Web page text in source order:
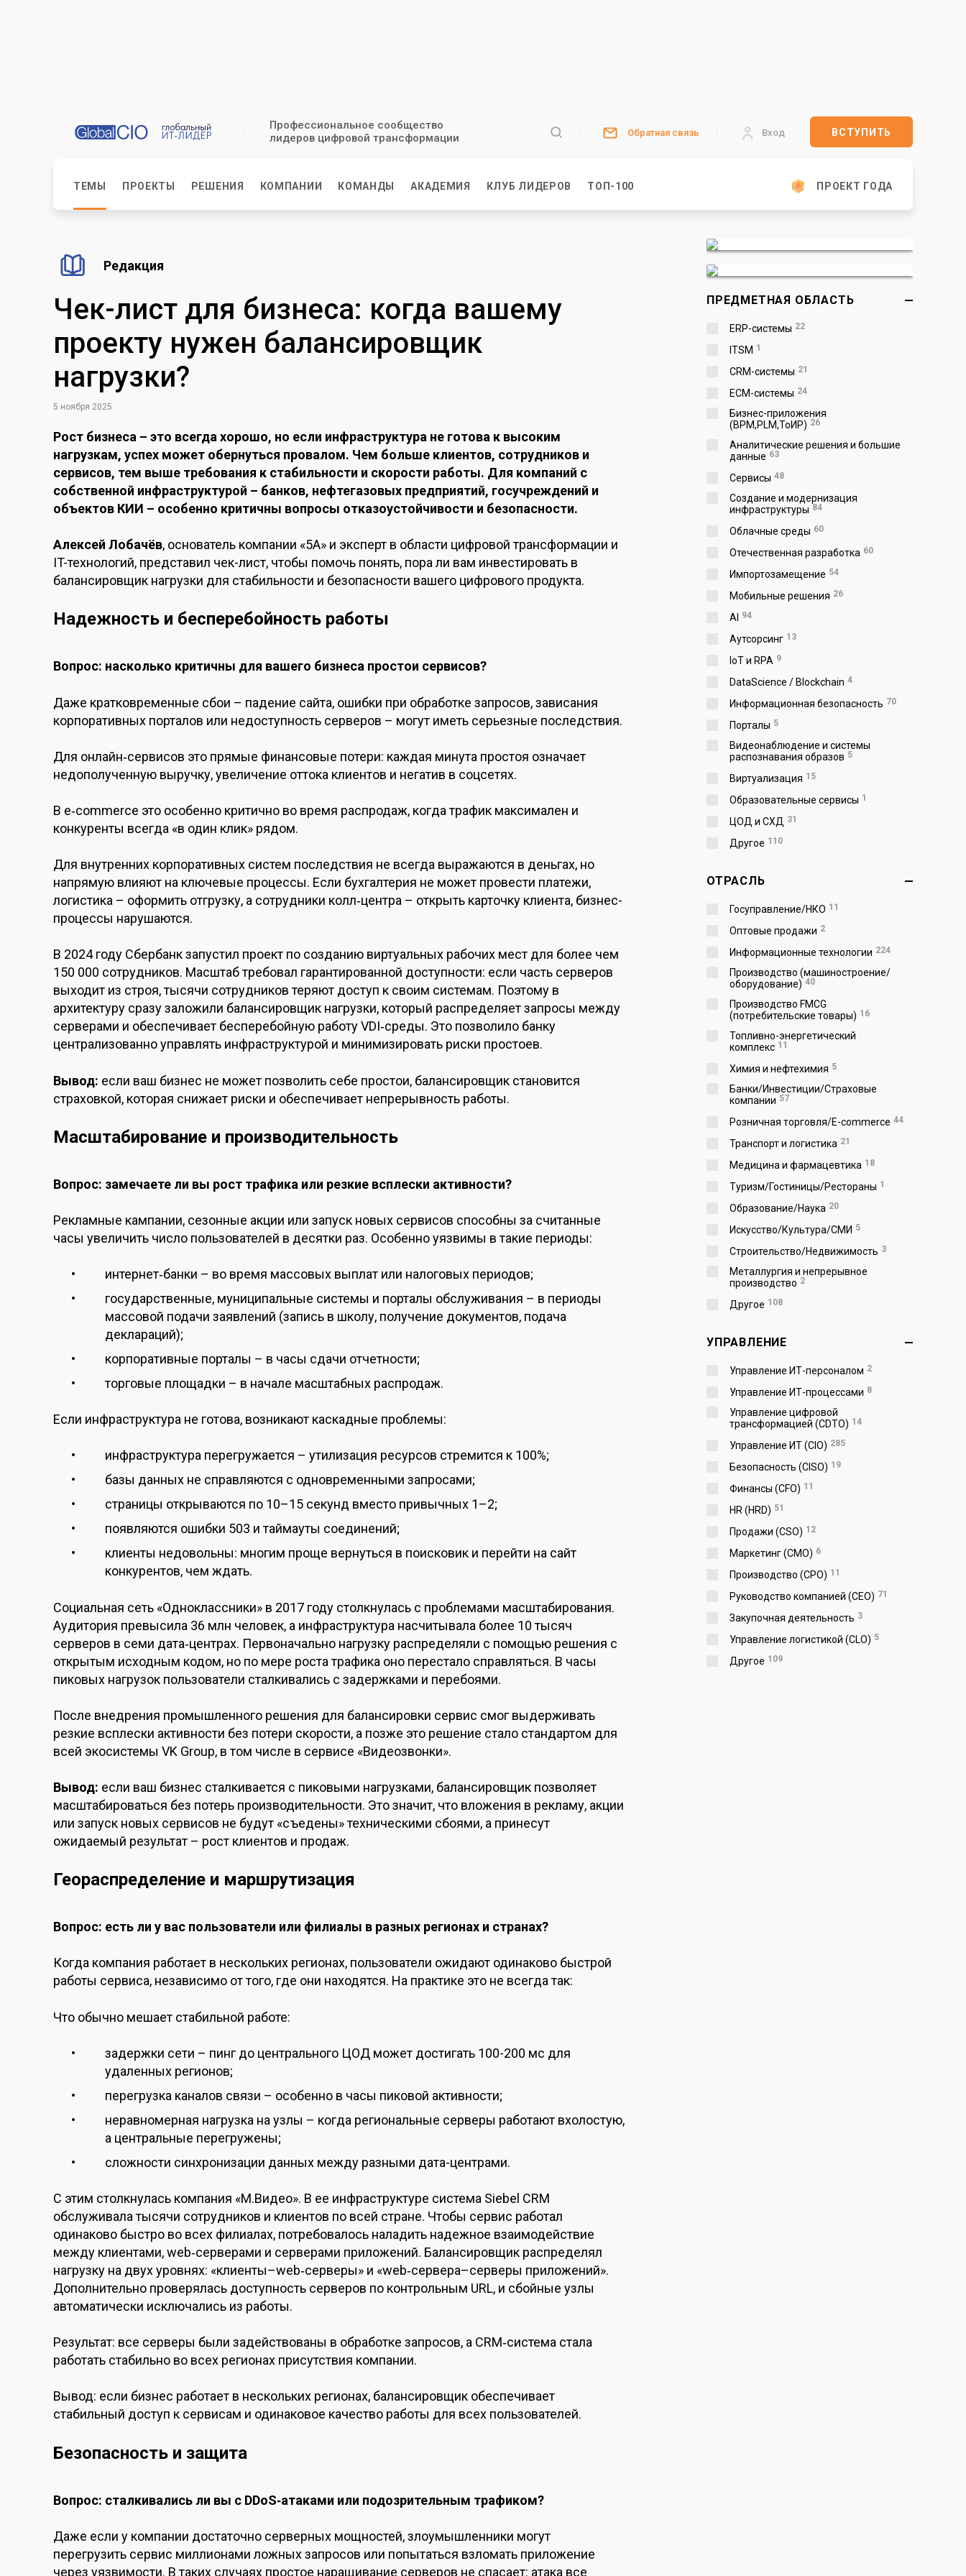
Профессиональное сообщество
лидеров цифровой трансформации
Обратная связь Вход ВСТУПИТЬ
ТЕМЫ ПРОЕКТЫ РЕШЕНИЯ КОМПАНИИ КОМАНДЫ АКАДЕМИЯ КЛУБ ЛИДЕРОВ ТОП-100 ПРОЕКТ ГОДА
Редакция
Чек-лист для бизнеса: когда вашему
проекту нужен балансировщик
нагрузки?
5 ноября 2025
Рост бизнеса – это всегда хорошо, но если инфраструктура не готова к высоким
нагрузкам, успех может обернуться провалом. Чем больше клиентов, сотрудников и
сервисов, тем выше требования к стабильности и скорости работы. Для компаний с
собственной инфраструктурой – банков, нефтегазовых предприятий, госучреждений и
объектов КИИ – особенно критичны вопросы отказоустойчивости и безопасности.
Алексей Лобачёв, основатель компании «5А» и эксперт в области цифровой трансформации и
IT-технологий, представил чек-лист, чтобы помочь понять, пора ли вам инвестировать в
балансировщик нагрузки для стабильности и безопасности вашего цифрового продукта.
Надежность и бесперебойность работы
Вопрос: насколько критичны для вашего бизнеса простои сервисов?
Даже кратковременные сбои – падение сайта, ошибки при обработке запросов, зависания
корпоративных порталов или недоступность серверов – могут иметь серьезные последствия.
Для онлайн‑сервисов это прямые финансовые потери: каждая минута простоя означает
недополученную выручку, увеличение оттока клиентов и негатив в соцсетях.
В e‑commerce это особенно критично во время распродаж, когда трафик максимален и
конкуренты всегда «в один клик» рядом.
Для внутренних корпоративных систем последствия не всегда выражаются в деньгах, но
напрямую влияют на ключевые процессы. Если бухгалтерия не может провести платежи,
логистика – оформить отгрузку, а сотрудники колл‑центра – открыть карточку клиента, бизнес-
процессы нарушаются.
В 2024 году Сбербанк запустил проект по созданию виртуальных рабочих мест для более чем
150 000 сотрудников. Масштаб требовал гарантированной доступности: если часть серверов
выходит из строя, тысячи сотрудников теряют доступ к своим системам. Поэтому в
архитектуру сразу заложили балансировщик нагрузки, который распределяет запросы между
серверами и обеспечивает бесперебойную работу VDI‑среды. Это позволило банку
централизованно управлять инфраструктурой и минимизировать риски простоев.
Вывод: если ваш бизнес не может позволить себе простои, балансировщик становится
страховкой, которая снижает риски и обеспечивает непрерывность работы.
Масштабирование и производительность
Вопрос: замечаете ли вы рост трафика или резкие всплески активности?
Рекламные кампании, сезонные акции или запуск новых сервисов способны за считанные
часы увеличить число пользователей в десятки раз. Особенно уязвимы в такие периоды:
интернет‑банки – во время массовых выплат или налоговых периодов;
государственные, муниципальные системы и порталы обслуживания – в периоды
массовой подачи заявлений (запись в школу, получение документов, подача
деклараций);
корпоративные порталы – в часы сдачи отчетности;
торговые площадки – в начале масштабных распродаж.
Если инфраструктура не готова, возникают каскадные проблемы:
инфраструктура перегружается – утилизация ресурсов стремится к 100%;
базы данных не справляются с одновременными запросами;
страницы открываются по 10–15 секунд вместо привычных 1–2;
появляются ошибки 503 и таймауты соединений;
клиенты недовольны: многим проще вернуться в поисковик и перейти на сайт
конкурентов, чем ждать.
Социальная сеть «Одноклассники» в 2017 году столкнулась с проблемами масштабирования.
Аудитория превысила 36 млн человек, а инфраструктура насчитывала более 10 тысяч
серверов в семи дата‑центрах. Первоначально нагрузку распределяли с помощью решения с
открытым исходным кодом, но по мере роста трафика оно перестало справляться. В часы
пиковых нагрузок пользователи сталкивались с задержками и перебоями.
После внедрения промышленного решения для балансировки сервис смог выдерживать
резкие всплески активности без потери скорости, а позже это решение стало стандартом для
всей экосистемы VK Group, в том числе в сервисе «Видеозвонки».
Вывод: если ваш бизнес сталкивается с пиковыми нагрузками, балансировщик позволяет
масштабироваться без потерь производительности. Это значит, что вложения в рекламу, акции
или запуск новых сервисов не будут «съедены» техническими сбоями, а принесут
ожидаемый результат – рост клиентов и продаж.
Геораспределение и маршрутизация
Вопрос: есть ли у вас пользователи или филиалы в разных регионах и странах?
Когда компания работает в нескольких регионах, пользователи ожидают одинаково быстрой
работы сервиса, независимо от того, где они находятся. На практике это не всегда так:
Что обычно мешает стабильной работе:
задержки сети – пинг до центрального ЦОД может достигать 100-200 мс для
удаленных регионов;
перегрузка каналов связи – особенно в часы пиковой активности;
неравномерная нагрузка на узлы – когда региональные серверы работают вхолостую,
а центральные перегружены;
сложности синхронизации данных между разными дата-центрами.
С этим столкнулась компания «М.Видео». В ее инфраструктуре система Siebel CRM
обслуживала тысячи сотрудников и клиентов по всей стране. Чтобы сервис работал
одинаково быстро во всех филиалах, потребовалось наладить надежное взаимодействие
между клиентами, web‑серверами и серверами приложений. Балансировщик распределял
нагрузку на двух уровнях: «клиенты–web‑серверы» и «web‑сервера–серверы приложений».
Дополнительно проверялась доступность серверов по контрольным URL, и сбойные узлы
автоматически исключались из работы.
Результат: все серверы были задействованы в обработке запросов, а CRM‑система стала
работать стабильно во всех регионах присутствия компании.
Вывод: если бизнес работает в нескольких регионах, балансировщик обеспечивает
стабильный доступ к сервисам и одинаковое качество работы для всех пользователей.
Безопасность и защита
Вопрос: сталкивались ли вы с DDoS‑атаками или подозрительным трафиком?
Даже если у компании достаточно серверных мощностей, злоумышленники могут
перегрузить сервис миллионами ложных запросов или попытаться взломать приложение
через уязвимости. В таких случаях простое наращивание серверов не спасает: атака все
ПРЕДМЕТНАЯ ОБЛАСТЬ
ERP-системы 22
ITSM 1
CRM-системы 21
ECM-системы 24
Бизнес-приложения
(BPM,PLM,ToИР) 26
Аналитические решения и большие
данные 63
Сервисы 48
Создание и модернизация
инфраструктуры 84
Облачные среды 60
Отечественная разработка 60
Импортозамещение 54
Мобильные решения 26
AI 94
Аутсорсинг 13
IoT и RPA 9
DataScience / Blockchain 4
Информационная безопасность 70
Порталы 5
Видеонаблюдение и системы
распознавания образов 5
Виртуализация 15
Образовательные сервисы 1
ЦОД и СХД 31
Другое 110
ОТРАСЛЬ
Госуправление/НКО 11
Оптовые продажи 2
Информационные технологии 224
Производство (машиностроение/
оборудование) 40
Производство FMCG
(потребительские товары) 16
Топливно-энергетический
комплекс 11
Химия и нефтехимия 5
Банки/Инвестиции/Страховые
компании 57
Розничная торговля/E-commerce 44
Транспорт и логистика 21
Медицина и фармацевтика 18
Туризм/Гостиницы/Рестораны 1
Образование/Наука 20
Искусство/Культура/СМИ 5
Строительство/Недвижимость 3
Металлургия и непрерывное
производство 2
Другое 108
УПРАВЛЕНИЕ
Управление ИТ-персоналом 2
Управление ИТ-процессами 8
Управление цифровой
трансформацией (CDTO) 14
Управление ИТ (CIO) 285
Безопасность (CISO) 19
Финансы (CFO) 11
HR (HRD) 51
Продажи (CSO) 12
Маркетинг (CMO) 6
Производство (СPO) 11
Руководство компанией (CEO) 71
Закупочная деятельность 3
Управление логистикой (CLO) 5
Другое 109